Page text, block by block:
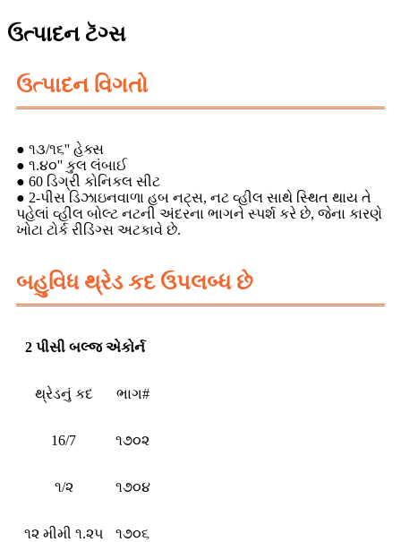
ઉત્પાદન ટૅગ્સ
ઉત્પાદન વિગતો
● ૧૩/૧૬'' હેક્સ
● ૧.૪૦'' કુલ લંબાઈ
● 60 ડિગ્રી કોનિકલ સીટ
● 2-પીસ ડિઝાઇનવાળા હબ નટ્સ, નટ વ્હીલ સાથે સ્થિત થાય તે
પહેલાં વ્હીલ બોલ્ટ નટની અંદરના ભાગને સ્પર્શ કરે છે, જેના કારણે
ખોટા ટોર્ક રીડિંગ્સ અટકાવે છે.
બહુવિધ થ્રેડ કદ ઉપલબ્ધ છે
2 પીસી બલ્જ એકોર્ન
થ્રેડનું કદ ભાગ#
16/7 ૧૭૦૨
૧/૨ ૧૭૦૪
૧૨ મીમી ૧.૨૫ ૧૭૦૬